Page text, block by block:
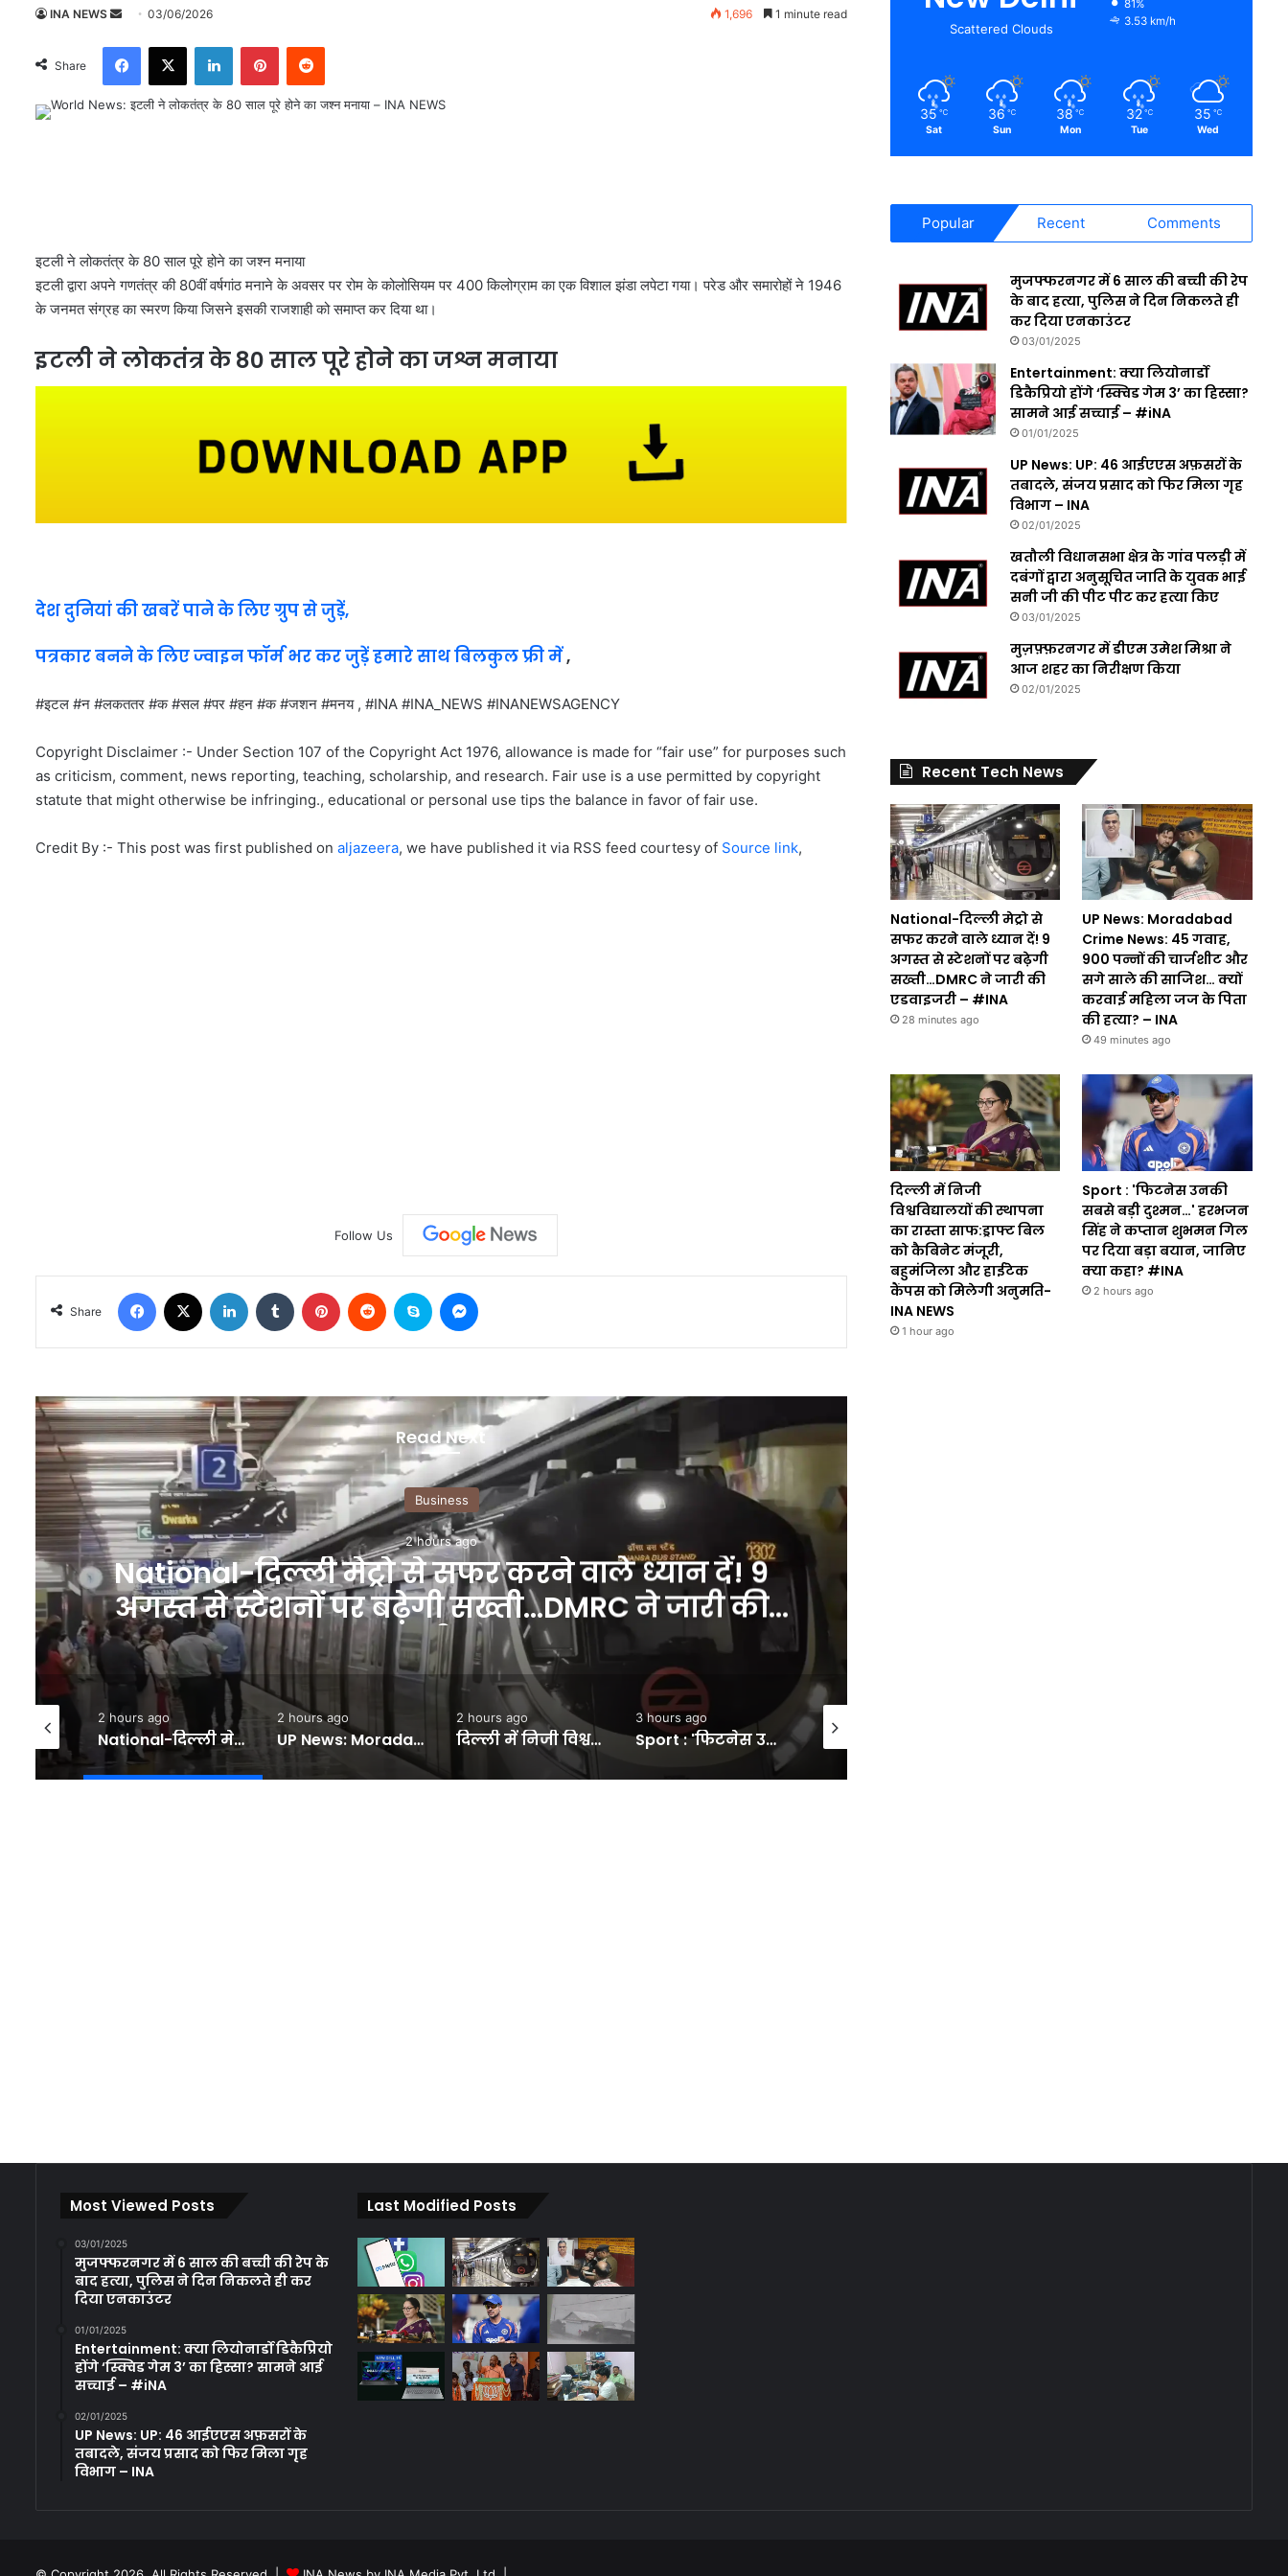
INA NEWS
n
d
a
03/06/2026 1,696 1 minute read
Share
इटली ने लोकतंत्र के 80 साल पूरे होने का जश्न मनाया
इटली द्वारा अपने गणतंत्र की 80वीं वर्षगांठ मनाने के अवसर पर रोम के कोलोसियम पर 400 किलोग्राम का एक विशाल झंडा लपेटा गया। परेड और समारोहों ने 1946
के जनमत संग्रह का स्मरण किया जिसने इसकी राजशाही को समाप्त कर दिया था।
इटली ने लोकतंत्र के 80 साल पूरे होने का जश्न मनाया
देश दुनियां की खबरें पाने के लिए ग्रुप से जुड़ें,
पत्रकार बनने के लिए ज्वाइन फॉर्म भर कर जुड़ें हमारे साथ बिलकुल फ्री में,
#इटल #न #लकततर #क #सल #पर #हन #क #जशन #मनय , #INA #INA_NEWS #INANEWSAGENCY
Copyright Disclaimer :- Under Section 107 of the Copyright Act 1976, allowance is made for “fair use” for purposes such
as criticism, comment, news reporting, teaching, scholarship, and research. Fair use is a use permitted by copyright
statute that might otherwise be infringing., educational or personal use tips the balance in favor of fair use.
Credit By :- This post was first published on aljazeera, we have published it via RSS feed courtesy of Source link,
Follow Us
Share
Read Next
Business
2 hours ago
National-दिल्ली मेट्रो से सफर करने वाले ध्यान दें! 9
अगस्त से स्टेशनों पर बढ़ेगी सख्ती…DMRC ने जारी की
एडवाइजरी – #INA
2 hours ago
National-दिल्ली मेट्रो से सफर करने वाले ध्यान दें! 9 अगस्त से स्टेशनों पर बढ़ेगी सख्ती…DMRC ने जारी की एडवाइजरी – #INA
2 hours ago
UP News: Moradabad Crime News: 45 गवाह, 900 पन्नों की चार्जशीट और सगे साले की साजिश… क्यों करवाई महिला जज के पिता की हत्या? – INA
2 hours ago
दिल्ली में निजी विश्वविद्यालयों की स्थापना का रास्ता साफ:ड्राफ्ट बिल को कैबिनेट मंजूरी, बहुमंजिला और हाईटेक कैंपस को मिलेगी अनुमति- INA NEWS
3 hours ago
Sport : 'फिटनेस उनकी सबसे बड़ी दुश्मन…' हरभजन सिंह ने कप्तान शुभमन गिल पर दिया बड़ा बयान, जानिए क्या कहा? #INA
Scattered Clouds
81%
3.53 km/h
35 ℃
Sat
36 ℃
Sun
38 ℃
Mon
32 ℃
Tue
35 ℃
Wed
Popular Recent Comments
मुजफ्फरनगर में 6 साल की बच्ची की रेप
के बाद हत्या, पुलिस ने दिन निकलते ही
कर दिया एनकाउंटर
03/01/2025
Entertainment: क्या लियोनार्डो
डिकैप्रियो होंगे ‘स्क्विड गेम 3’ का हिस्सा?
सामने आई सच्चाई – #iNA
01/01/2025
UP News: UP: 46 आईएएस अफ़सरों के
तबादले, संजय प्रसाद को फिर मिला गृह
विभाग – INA
02/01/2025
खतौली विधानसभा क्षेत्र के गांव पलड़ी में
दबंगों द्वारा अनुसूचित जाति के युवक भाई
सनी जी की पीट पीट कर हत्या किए
03/01/2025
मुज़फ़्फ़रनगर में डीएम उमेश मिश्रा ने
आज शहर का निरीक्षण किया
02/01/2025
Recent Tech News
National-दिल्ली मेट्रो से
सफर करने वाले ध्यान दें! 9
अगस्त से स्टेशनों पर बढ़ेगी
सख्ती…DMRC ने जारी की
एडवाइजरी – #INA
28 minutes ago
UP News: Moradabad
Crime News: 45 गवाह,
900 पन्नों की चार्जशीट और
सगे साले की साजिश… क्यों
करवाई महिला जज के पिता
की हत्या? – INA
49 minutes ago
दिल्ली में निजी
विश्वविद्यालयों की स्थापना
का रास्ता साफ:ड्राफ्ट बिल
को कैबिनेट मंजूरी,
बहुमंजिला और हाईटेक
कैंपस को मिलेगी अनुमति-
INA NEWS
1 hour ago
Sport : 'फिटनेस उनकी
सबसे बड़ी दुश्मन…' हरभजन
सिंह ने कप्तान शुभमन गिल
पर दिया बड़ा बयान, जानिए
क्या कहा? #INA
2 hours ago
Most Viewed Posts
03/01/2025
मुजफ्फरनगर में 6 साल की बच्ची की रेप के
बाद हत्या, पुलिस ने दिन निकलते ही कर
दिया एनकाउंटर
01/01/2025
Entertainment: क्या लियोनार्डो डिकैप्रियो
होंगे ‘स्क्विड गेम 3’ का हिस्सा? सामने आई
सच्चाई – #iNA
02/01/2025
UP News: UP: 46 आईएएस अफ़सरों के
तबादले, संजय प्रसाद को फिर मिला गृह
विभाग – INA
Last Modified Posts